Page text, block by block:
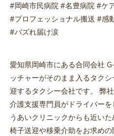
#岡崎市民病院 #名豊病院 #ケ
#プロフェッショナル搬送 #感
#バズれ届け涙
愛知県岡崎市にある合同会社
ッチャーがそのまま入るタク
迎するタクシー会社です。 弊
介護支援専門員がドライバー
うあいクリニックからも近い
椅子送迎や移乗介助をお求め